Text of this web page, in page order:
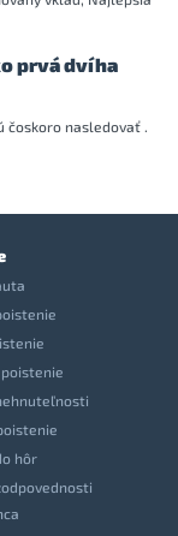
prvá dvíha
čoskoro nasledovať .
hôr